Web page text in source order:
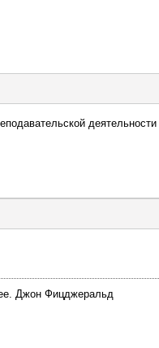
деятельности
Джон Фицджеральд